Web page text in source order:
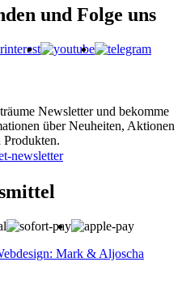
und Folge uns
Printerest Youtube
Newsletter und bekomme
über Neuheiten, Aktionen
Produkten.
Mark & Aljoscha